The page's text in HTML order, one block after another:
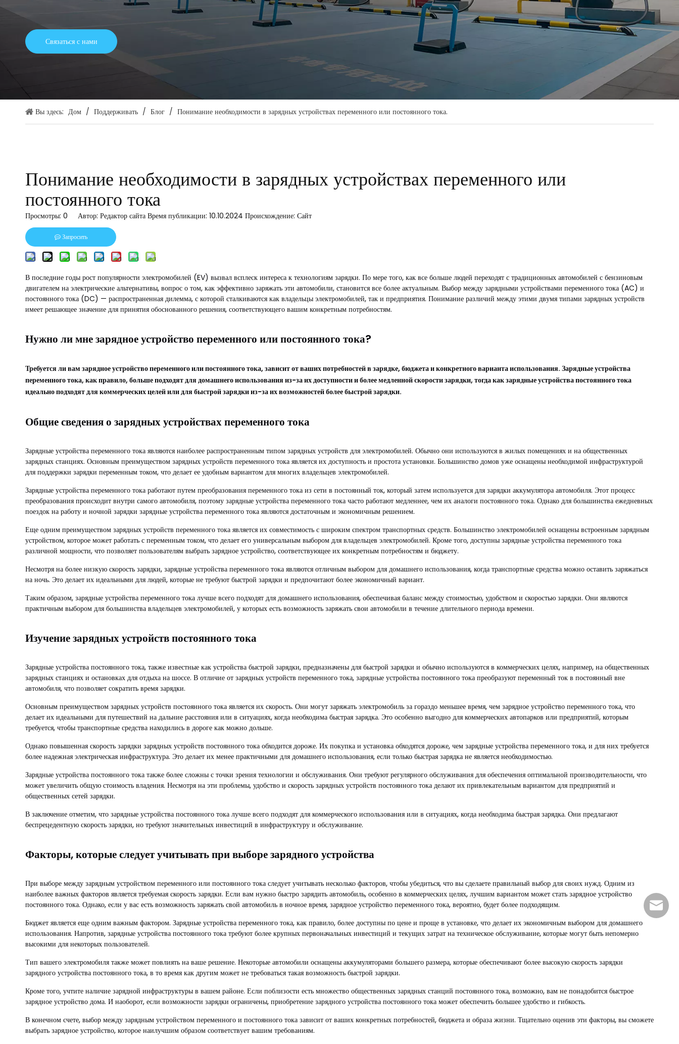
Связаться с нами
Вы здесь: Дом / Поддерживать / Блог / Понимание необходимости в зарядных устройствах переменного или постоянного тока.
Понимание необходимости в зарядных устройствах переменного или
постоянного тока
Просмотры: 0 Автор: Редактор сайта Время публикации: 10.10.2024 Происхождение: Сайт
Запросить
В последние годы рост популярности электромобилей (EV) вызвал всплеск интереса к технологиям зарядки. По мере того, как все больше людей переходят с традиционных автомобилей с бензиновым
двигателем на электрические альтернативы, вопрос о том, как эффективно заряжать эти автомобили, становится все более актуальным. Выбор между зарядными устройствами переменного тока (AC) и
постоянного тока (DC) — распространенная дилемма, с которой сталкиваются как владельцы электромобилей, так и предприятия. Понимание различий между этими двумя типами зарядных устройств
имеет решающее значение для принятия обоснованного решения, соответствующего вашим конкретным потребностям.
Нужно ли мне зарядное устройство переменного или постоянного тока?
Требуется ли вам зарядное устройство переменного или постоянного тока, зависит от ваших потребностей в зарядке, бюджета и конкретного варианта использования. Зарядные устройства
переменного тока, как правило, больше подходят для домашнего использования из-за их доступности и более медленной скорости зарядки, тогда как зарядные устройства постоянного тока
идеально подходят для коммерческих целей или для быстрой зарядки из-за их возможностей более быстрой зарядки.
Общие сведения о зарядных устройствах переменного тока
Зарядные устройства переменного тока являются наиболее распространенным типом зарядных устройств для электромобилей. Обычно они используются в жилых помещениях и на общественных
зарядных станциях. Основным преимуществом зарядных устройств переменного тока является их доступность и простота установки. Большинство домов уже оснащены необходимой инфраструктурой
для поддержки зарядки переменным током, что делает ее удобным вариантом для многих владельцев электромобилей.
Зарядные устройства переменного тока работают путем преобразования переменного тока из сети в постоянный ток, который затем используется для зарядки аккумулятора автомобиля. Этот процесс
преобразования происходит внутри самого автомобиля, поэтому зарядные устройства переменного тока часто работают медленнее, чем их аналоги постоянного тока. Однако для большинства ежедневных
поездок на работу и ночной зарядки зарядные устройства переменного тока являются достаточным и экономичным решением.
Еще одним преимуществом зарядных устройств переменного тока является их совместимость с широким спектром транспортных средств. Большинство электромобилей оснащены встроенным зарядным
устройством, которое может работать с переменным током, что делает его универсальным выбором для владельцев электромобилей. Кроме того, доступны зарядные устройства переменного тока
различной мощности, что позволяет пользователям выбрать зарядное устройство, соответствующее их конкретным потребностям и бюджету.
Несмотря на более низкую скорость зарядки, зарядные устройства переменного тока являются отличным выбором для домашнего использования, когда транспортные средства можно оставить заряжаться
на ночь. Это делает их идеальными для людей, которые не требуют быстрой зарядки и предпочитают более экономичный вариант.
Таким образом, зарядные устройства переменного тока лучше всего подходят для домашнего использования, обеспечивая баланс между стоимостью, удобством и скоростью зарядки. Они являются
практичным выбором для большинства владельцев электромобилей, у которых есть возможность заряжать свои автомобили в течение длительного периода времени.
Изучение зарядных устройств постоянного тока
Зарядные устройства постоянного тока, также известные как устройства быстрой зарядки, предназначены для быстрой зарядки и обычно используются в коммерческих целях, например, на общественных
зарядных станциях и остановках для отдыха на шоссе. В отличие от зарядных устройств переменного тока, зарядные устройства постоянного тока преобразуют переменный ток в постоянный вне
автомобиля, что позволяет сократить время зарядки.
Основным преимуществом зарядных устройств постоянного тока является их скорость. Они могут заряжать электромобиль за гораздо меньшее время, чем зарядное устройство переменного тока, что
делает их идеальными для путешествий на дальние расстояния или в ситуациях, когда необходима быстрая зарядка. Это особенно выгодно для коммерческих автопарков или предприятий, которым
требуется, чтобы транспортные средства находились в дороге как можно дольше.
Однако повышенная скорость зарядки зарядных устройств постоянного тока обходится дороже. Их покупка и установка обходятся дороже, чем зарядные устройства переменного тока, и для них требуется
более надежная электрическая инфраструктура. Это делает их менее практичными для домашнего использования, если только быстрая зарядка не является необходимостью.
Зарядные устройства постоянного тока также более сложны с точки зрения технологии и обслуживания. Они требуют регулярного обслуживания для обеспечения оптимальной производительности, что
может увеличить общую стоимость владения. Несмотря на эти проблемы, удобство и скорость зарядных устройств постоянного тока делают их привлекательным вариантом для предприятий и
общественных сетей зарядки.
В заключение отметим, что зарядные устройства постоянного тока лучше всего подходят для коммерческого использования или в ситуациях, когда необходима быстрая зарядка. Они предлагают
беспрецедентную скорость зарядки, но требуют значительных инвестиций в инфраструктуру и обслуживание.
Факторы, которые следует учитывать при выборе зарядного устройства
При выборе между зарядным устройством переменного или постоянного тока следует учитывать несколько факторов, чтобы убедиться, что вы сделаете правильный выбор для своих нужд. Одним из
наиболее важных факторов является требуемая скорость зарядки. Если вам нужно быстро зарядить автомобиль, особенно в коммерческих целях, лучшим вариантом может стать зарядное устройство
постоянного тока. Однако, если у вас есть возможность заряжать свой автомобиль в ночное время, зарядное устройство переменного тока, вероятно, будет более подходящим.
Бюджет является еще одним важным фактором. Зарядные устройства переменного тока, как правило, более доступны по цене и проще в установке, что делает их экономичным выбором для домашнего
использования. Напротив, зарядные устройства постоянного тока требуют более крупных первоначальных инвестиций и текущих затрат на техническое обслуживание, которые могут быть непомерно
высокими для некоторых пользователей.
Тип вашего электромобиля также может повлиять на ваше решение. Некоторые автомобили оснащены аккумуляторами большего размера, которые обеспечивают более высокую скорость зарядки
зарядного устройства постоянного тока, в то время как другим может не требоваться такая возможность быстрой зарядки.
Кроме того, учтите наличие зарядной инфраструктуры в вашем районе. Если поблизости есть множество общественных зарядных станций постоянного тока, возможно, вам не понадобится быстрое
зарядное устройство дома. И наоборот, если возможности зарядки ограничены, приобретение зарядного устройства постоянного тока может обеспечить большее удобство и гибкость.
В конечном счете, выбор между зарядным устройством переменного и постоянного тока зависит от ваших конкретных потребностей, бюджета и образа жизни. Тщательно оценив эти факторы, вы сможете
выбрать зарядное устройство, которое наилучшим образом соответствует вашим требованиям.